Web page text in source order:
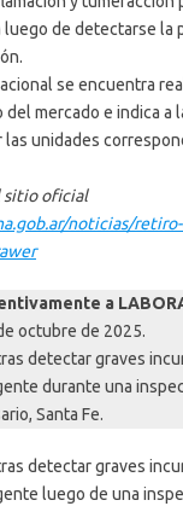
luego de detectarse la
se encuentra
mercado e indica a
unidades
sitio oficial
noticias/
a
octubre de 2025.
detectar graves
durante una
Santa Fe.
detectar graves
luego de una